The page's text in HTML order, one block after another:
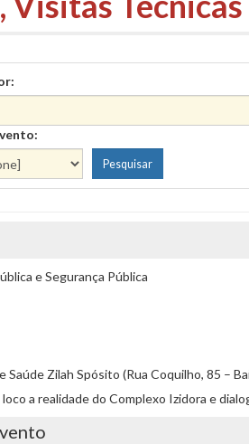
e Segurança Pública
Zilah Spósito (Rua Coquilho, 85 –
a realidade do Complexo Izidora e